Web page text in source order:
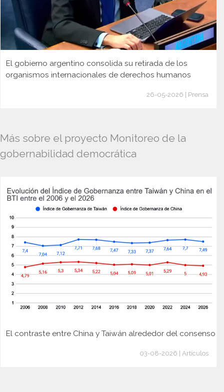
El gobierno argentino consolida su retirada de los
organismos internacionales de derechos humanos
26-05-2026 | Prensa
Más sobre el proyecto Monitoreo de la
gobernabilidad democrática
El contraste entre China y Taiwán alrededor del consenso
03-08-2026 | Artículos